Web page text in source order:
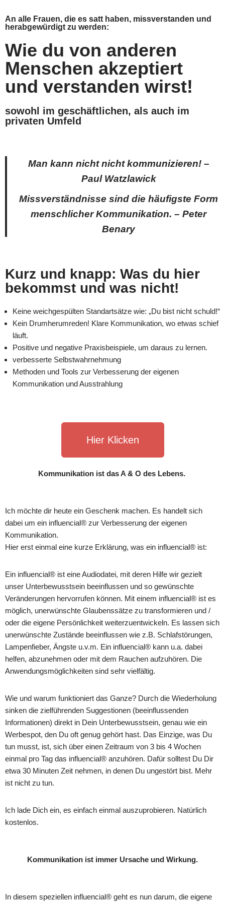
Zum
springen
An alle Frauen, die es satt haben, missverstanden und
herabgewürdigt zu werden:
Wie du von anderen
Menschen akzeptiert
und verstanden wirst!
sowohl im geschäftlichen, als auch im
privaten Umfeld
Man kann nicht nicht kommunizieren! –
Paul Watzlawick
Missverständnisse sind die häufigste Form
menschlicher Kommunikation. – Peter
Benary
Kurz und knapp: Was du hier
bekommst und was nicht!
Keine weichgespülten Standartsätze wie: „Du bist nicht schuld!“
Kein Drumherumreden! Klare Kommunikation, wo etwas schief
läuft.
Positive und negative Praxisbeispiele, um daraus zu lernen.
verbesserte Selbstwahrnehmung
Methoden und Tools zur Verbesserung der eigenen
Kommunikation und Ausstrahlung
Hier Klicken
Kommunikation ist das A & O des Lebens.
Ich möchte dir heute ein Geschenk machen. Es handelt sich
dabei um ein influencial® zur Verbesserung der eigenen
Kommunikation.
Hier erst einmal eine kurze Erklärung, was ein influencial® ist:
Ein influencial® ist eine Audiodatei, mit deren Hilfe wir gezielt
unser Unterbewusstsein beeinflussen und so gewünschte
Veränderungen hervorrufen können. Mit einem influencial® ist es
möglich, unerwünschte Glaubenssätze zu transformieren und /
oder die eigene Persönlichkeit weiterzuentwickeln. Es lassen sich
unerwünschte Zustände beeinflussen wie z.B. Schlafstörungen,
Lampenfieber, Ängste u.v.m. Ein influencial® kann u.a. dabei
helfen, abzunehmen oder mit dem Rauchen aufzuhören. Die
Anwendungsmöglichkeiten sind sehr vielfältig.
Wie und warum funktioniert das Ganze? Durch die Wiederholung
sinken die zielführenden Suggestionen (beeinflussenden
Informationen) direkt in Dein Unterbewusstsein, genau wie ein
Werbespot, den Du oft genug gehört hast. Das Einzige, was Du
tun musst, ist, sich über einen Zeitraum von 3 bis 4 Wochen
einmal pro Tag das influencial® anzuhören. Dafür solltest Du Dir
etwa 30 Minuten Zeit nehmen, in denen Du ungestört bist. Mehr
ist nicht zu tun.
Ich lade Dich ein, es einfach einmal auszuprobieren. Natürlich
kostenlos.
Kommunikation ist immer Ursache und Wirkung.
In diesem speziellen influencial® geht es nun darum, die eigene